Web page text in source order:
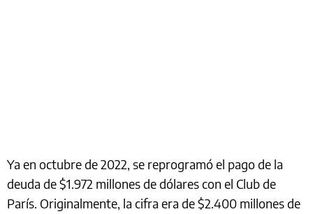
Ya en octubre de 2022, se reprogramó el pago de la
deuda de $1.972 millones de dólares con el Club de
París. Originalmente, la cifra era de $2.400 millones de